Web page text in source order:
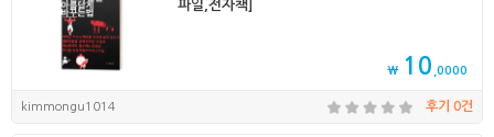
파일,전자책]
₩ 10 ,0000
kimmongu1014 후기 0건